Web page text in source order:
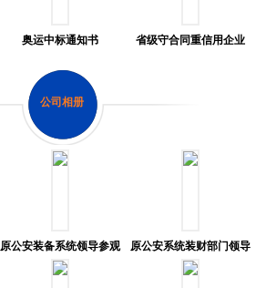
奥运中标通知书 省级守合同重信用企业
公司相册
原公安装备系统领导参观
格仑特移动警务室
原公安系统装财部门领导
莅临格仑特指导工作